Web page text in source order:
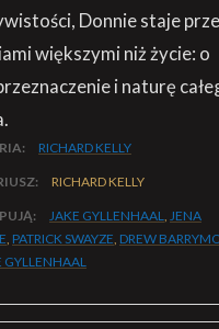
Donnie staje
większymi niż życie: o
i naturę
RICHARD KELLY
RICHARD KELLY
JAKE GYLLENHAAL, JENA
, PATRICK SWAYZE, DREW
GYLLENHAAL